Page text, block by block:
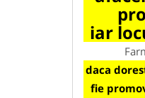
iar
daca
fie